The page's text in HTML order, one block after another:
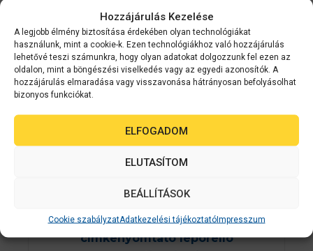
Hozzájárulás Kezelése
A legjobb élmény biztosítása érdekében olyan technológiákat
használunk, mint a cookie-k. Ezen technológiákhoz való hozzájárulás
lehetővé teszi számunkra, hogy olyan adatokat dolgozzunk fel ezen az
oldalon, mint a böngészési viselkedés vagy az egyedi azonosítók. A
hozzájárulás elmaradása vagy visszavonása hátrányosan befolyásolhat
bizonyos funkciókat.
ELFOGADOM
ELUTASÍTOM
BEÁLLÍTÁSOK
Cookie szabályzatAdatkezelési tájékoztatóImpresszum
Epson ColorWorks C831 színes GHS
címkenyomtató leporelló